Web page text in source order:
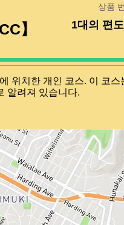
상품
1대의 편
】
위치한 개인 코스. 이 코
알려져 있습니다.